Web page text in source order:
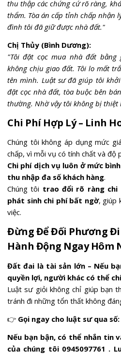
thu thập các chứng cứ rõ ràng,
thẩm. Tòa án cấp tỉnh chấp nhận
đình tôi đã giữ được nhà đất."
Chị Thủy (Bình Dương):
"Tôi đặt cọc mua nhà đất
không chịu giao đất. Tôi lo mất
tên mình. Luật sư đã giúp tôi
đặt cọc nhà đất, tòa buộc bên
thường. Nhờ vậy tôi không bị thiệt
Chi Phí Hợp Lý – Linh
Chúng tôi không áp dụng mức
chấp, vì mỗi vụ có tính chất và độ
Chi phí dịch vụ luôn ở mức
thu nhập đa số khách hàng.
Chúng tôi trao đổi rõ ràng chi
phát sinh chi phí bất ngờ, giúp
việc.
Đừng Để Đối Phương Đi
Hành Động Ngay Hôm
Đất đai là tài sản lớn – Nếu
quyền lợi, người khác có thể
Luật sư giỏi không chỉ giúp bạn
tránh đi những tổn thất không
👉 Gọi ngay cho luật sư qua
Nếu bạn bận, có thể nhắn tin
của chúng tôi 0945097761 .